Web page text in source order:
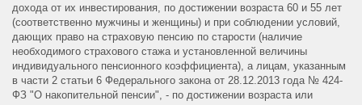
дохода от их инвестирования, по достижении возраста 60 и 55 лет
(соответственно мужчины и женщины) и при соблюдении условий,
дающих право на страховую пенсию по старости (наличие
необходимого страхового стажа и установленной величины
индивидуального пенсионного коэффициента), а лицам, указанным
в части 2 статьи 6 Федерального закона от 28.12.2013 года № 424-
ФЗ "О накопительной пенсии", - по достижении возраста или